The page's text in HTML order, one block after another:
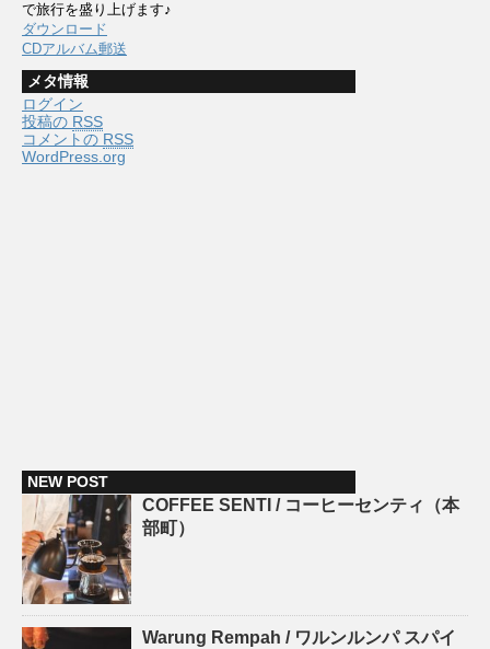
で旅行を盛り上げます♪
ダウンロード
CDアルバム郵送
メタ情報
ログイン
投稿の RSS
コメントの RSS
WordPress.org
NEW POST
COFFEE SENTI / コーヒーセンティ（本
部町）
Warung Rempah / ワルンルンパ スパイ